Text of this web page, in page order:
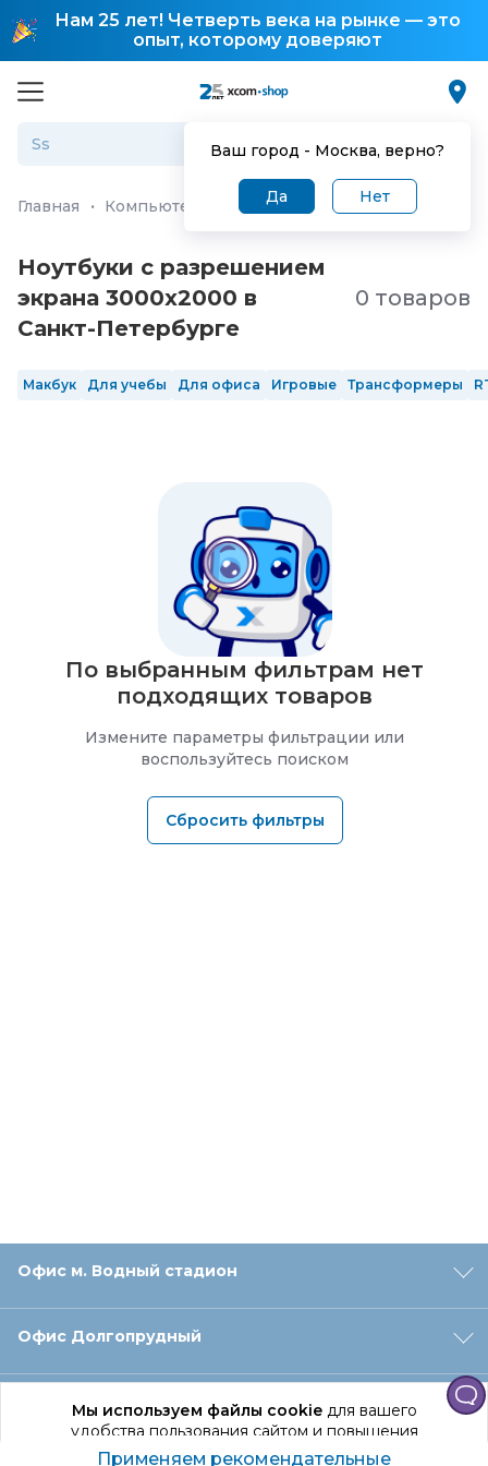
Нам 25 лет! Четверть века на рынке — это
опыт, которому доверяют
Ваш город - Москва, верно?
Да Нет
Мы используем файлы cookieдля вашего
удобства пользования сайтом и повышения
качества рекомендаций.
Главная · Компьютеры и ноутбуки Ноутбуки
Ноутбуки с разрешением
экрана 3000x2000 в
Санкт-Петербургe
0 товаров
Макбук Для учебы Для офиса Игровые Трансформеры
По выбранным фильтрам нет
подходящих товаров
Измените параметры фильтрации или
воспользуйтесь поиском
Сбросить фильтры
Офис м. Водный стадион
Офис Долгопрудный
Офис Санкт‑Петербург
Применяем рекомендательные